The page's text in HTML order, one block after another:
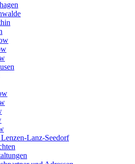
Lanz-Seedorf